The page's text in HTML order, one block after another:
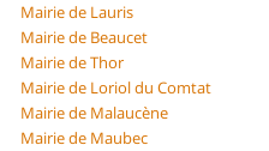
Mairie de Lauris
Mairie de Beaucet
Mairie de Thor
Mairie de Loriol du Comtat
Mairie de Malaucène
Mairie de Maubec